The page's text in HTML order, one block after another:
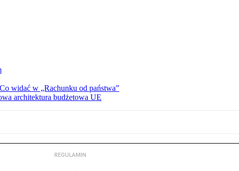
widać w „Rachunku od państwa”
architektura budżetowa UE
REGULAMIN